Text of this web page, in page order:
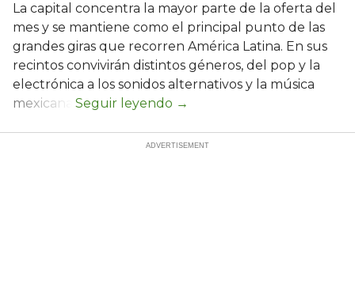
La capital concentra la mayor parte de la oferta del
mes y se mantiene como el principal punto de las
grandes giras que recorren América Latina. En sus
recintos convivirán distintos géneros, del pop y la
electrónica a los sonidos alternativos y la música
mexicana.